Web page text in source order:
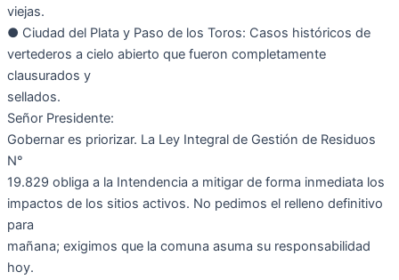
viejas.
● Ciudad del Plata y Paso de los Toros: Casos históricos de
vertederos a cielo abierto que fueron completamente
clausurados y
sellados.
Señor Presidente:
Gobernar es priorizar. La Ley Integral de Gestión de Residuos
N°
19.829 obliga a la Intendencia a mitigar de forma inmediata los
impactos de los sitios activos. No pedimos el relleno definitivo
para
mañana; exigimos que la comuna asuma su responsabilidad
hoy.